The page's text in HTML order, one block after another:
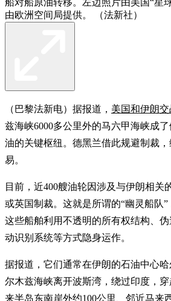
由欧洲空间局提供。 （法新社）
（巴黎法新电）据报道， 美国和伊朗交
兹海峡6000多公里外的马六甲海峡成
油的关键枢纽。德黑兰借此规避制裁
易。
目前，近400艘油轮因涉及与伊朗相关
或英国制裁。这就是所谓的“幽灵船队”
这些船舶利用不透明的所有权结构、
动识别系统等方式隐身运作。
据报道，它们通常在伊朗的石油中心
尔木兹海峡离开波斯湾，绕过印度，
来半岛东南岸外约100公里、邻近马来